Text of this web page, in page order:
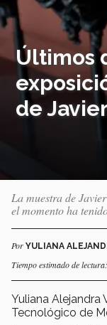
Últimos
de
La muestra de
el momento ha
Por YULIANA
Tiempo estimado de
Yuliana Alejandra
Tecnológico de